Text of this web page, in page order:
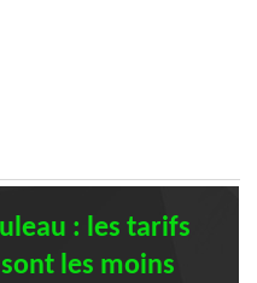
: les tarifs
les moins